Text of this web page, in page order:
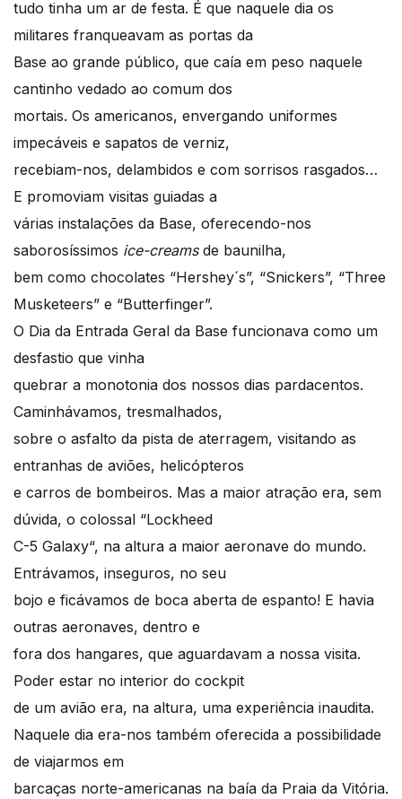
tudo tinha um ar de festa. É que naquele dia os
militares franqueavam as portas da
Base ao grande público, que caía em peso naquele
cantinho vedado ao comum dos
mortais. Os americanos, envergando uniformes
impecáveis e sapatos de verniz,
recebiam-nos, delambidos e com sorrisos rasgados…
E promoviam visitas guiadas a
várias instalações da Base, oferecendo-nos
saborosíssimos ice-creamsde baunilha,
bem como chocolates “Hershey´s”, “Snickers”, “Three
Musketeers” e “Butterfinger”.
O Dia da Entrada Geral da Base funcionava como um
desfastio que vinha
quebrar a monotonia dos nossos dias pardacentos.
Caminhávamos, tresmalhados,
sobre o asfalto da pista de aterragem, visitando as
entranhas de aviões, helicópteros
e carros de bombeiros. Mas a maior atração era, sem
dúvida, o colossal “Lockheed
C-5 Galaxy“, na altura a maior aeronave do mundo.
Entrávamos, inseguros, no seu
bojo e ficávamos de boca aberta de espanto! E havia
outras aeronaves, dentro e
fora dos hangares, que aguardavam a nossa visita.
Poder estar no interior do cockpit
de um avião era, na altura, uma experiência inaudita.
Naquele dia era-nos também oferecida a possibilidade
de viajarmos em
barcaças norte-americanas na baía da Praia da Vitória.